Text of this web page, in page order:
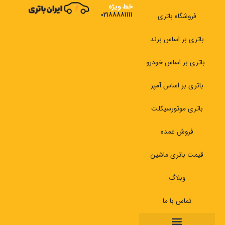
فروشگاه باتری
باتری بر اساس برند
باتری بر اساس خودرو
باتری بر اساس آمپر
باتری موتورسیکلت
فروش عمده
قیمت باتری ماشین
وبلاگ
تماس با ما
خط ویژه
02188881111